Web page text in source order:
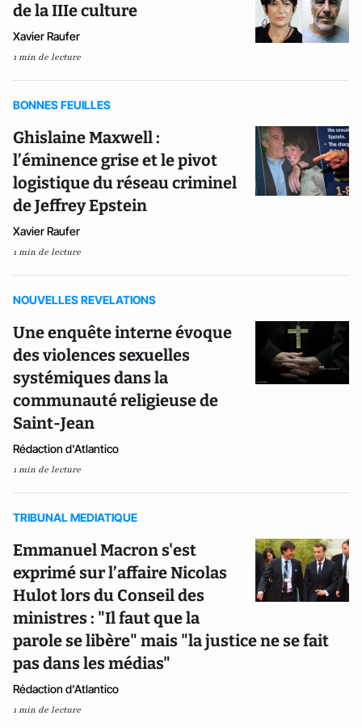
de la IIIe culture
Xavier Raufer
1 min de lecture
BONNES FEUILLES
Ghislaine Maxwell :
l’éminence grise et le pivot
logistique du réseau criminel
de Jeffrey Epstein
Xavier Raufer
1 min de lecture
NOUVELLES REVELATIONS
Une enquête interne évoque
des violences sexuelles
systémiques dans la
communauté religieuse de
Saint-Jean
Rédaction d'Atlantico
1 min de lecture
TRIBUNAL MEDIATIQUE
Emmanuel Macron s'est
exprimé sur l’affaire Nicolas
Hulot lors du Conseil des
ministres : "Il faut que la
parole se libère" mais "la justice ne se fait
pas dans les médias"
Rédaction d'Atlantico
1 min de lecture